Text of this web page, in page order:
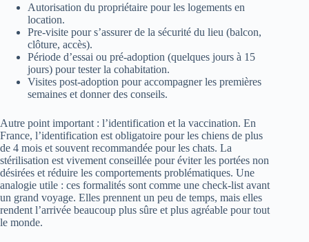
Autorisation du propriétaire pour les logements en
location.
Pre‑visite pour s’assurer de la sécurité du lieu (balcon,
clôture, accès).
Période d’essai ou pré‑adoption (quelques jours à 15
jours) pour tester la cohabitation.
Visites post‑adoption pour accompagner les premières
semaines et donner des conseils.
Autre point important : l’identification et la vaccination. En
France, l’identification est obligatoire pour les chiens de plus
de 4 mois et souvent recommandée pour les chats. La
stérilisation est vivement conseillée pour éviter les portées non
désirées et réduire les comportements problématiques. Une
analogie utile : ces formalités sont comme une check‑list avant
un grand voyage. Elles prennent un peu de temps, mais elles
rendent l’arrivée beaucoup plus sûre et plus agréable pour tout
le monde.